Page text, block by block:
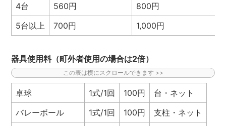
4台
560円 800円
5台以上
700円 1,000円
器具使用料（町外者使用の場合は2倍）
卓球 1式/1回 100円
台・ネット
バレーボール
1式/1回 100円
支柱・ネット